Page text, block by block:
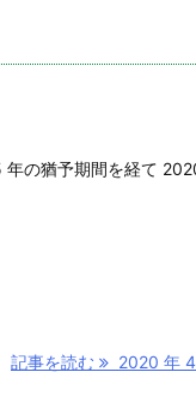
の猶予期間を経て
記事を読む 2020 年